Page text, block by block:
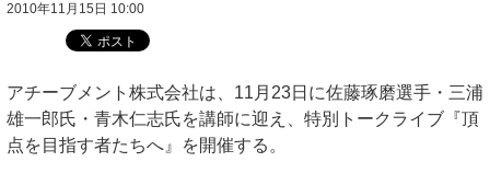
2010年11月15日 10:00
アチーブメント株式会社は、11月23日に佐藤琢磨選手・三浦
雄一郎氏・青木仁志氏を講師に迎え、特別トークライブ『頂
点を目指す者たちへ』を開催する。